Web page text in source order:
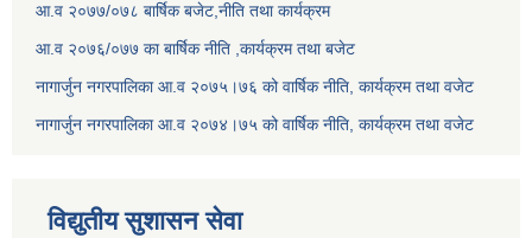
आ.व २०७७/०७८ बार्षिक बजेट,नीति तथा कार्यक्रम
आ.व २०७६/०७७ का बार्षिक नीति ,कार्यक्रम तथा बजेट
नागार्जुन नगरपालिका आ.व २०७५।७६ को वार्षिक नीति, कार्यक्रम तथा वजेट
नागार्जुन नगरपालिका आ.व २०७४।७५ को वार्षिक नीति, कार्यक्रम तथा वजेट
विद्युतीय सुशासन सेवा